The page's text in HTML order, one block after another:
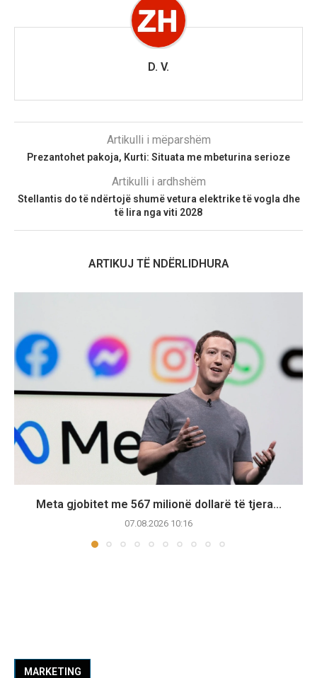
D. V.
Artikulli i mëparshëm
Prezantohet pakoja, Kurti: Situata me mbeturina serioze
Artikulli i ardhshëm
Stellantis do të ndërtojë shumë vetura elektrike të vogla dhe
të lira nga viti 2028
ARTIKUJ TË NDËRLIDHURA
Meta gjobitet me 567 milionë dollarë të tjera...
07.08.2026 10:16
MARKETING